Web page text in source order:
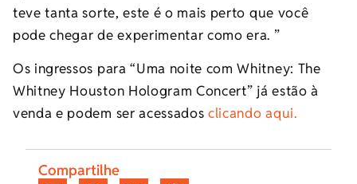
teve tanta sorte, este é o mais perto que você
pode chegar de experimentar como era. ”
Os ingressos para “Uma noite com Whitney: The
Whitney Houston Hologram Concert” já estão à
venda e podem ser acessadosclicando aqui.
Compartilhe